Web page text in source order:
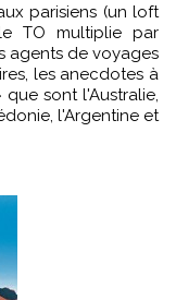
parisiens (un loft
TO multiplie par
agents de voyages
les anecdotes à
sont l'Australie,
l'Argentine et